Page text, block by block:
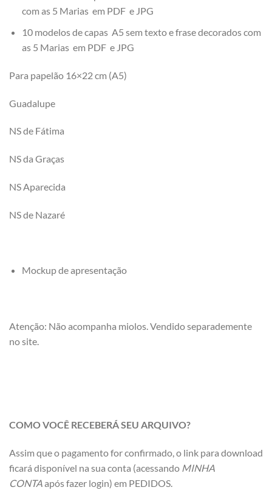
com as 5 Marias em PDF e JPG
10 modelos de capas A5 sem texto e frase decorados com
as 5 Marias em PDF e JPG
Para papelão 16×22 cm (A5)
Guadalupe
NS de Fátima
NS da Graças
NS Aparecida
NS de Nazaré
Mockup de apresentação
Atenção: Não acompanha miolos. Vendido separademente
no site.
COMO VOCÊ RECEBERÁ SEU ARQUIVO?
Assim que o pagamento for confirmado, o link para download
ficará disponível na sua conta (acessando MINHA
CONTAapós fazer login) em PEDIDOS.